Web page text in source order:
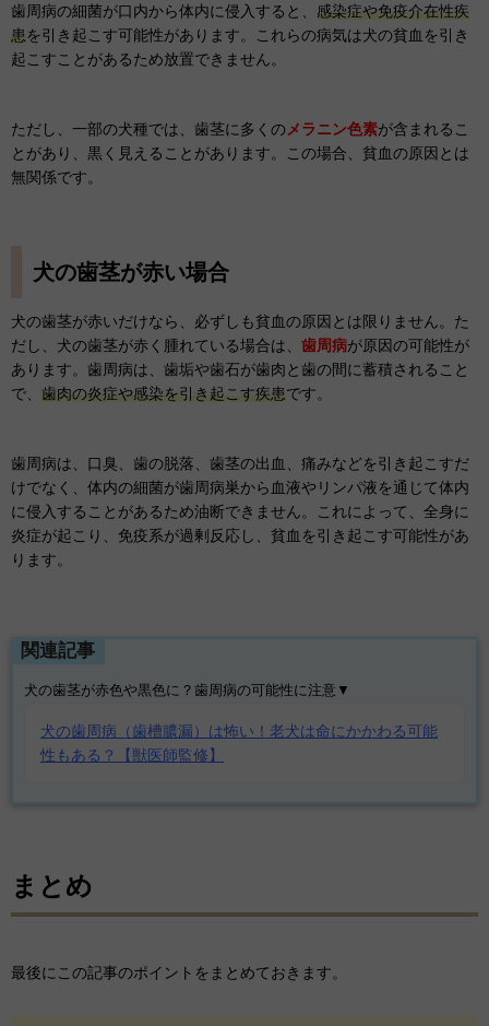
歯周病の細菌が口内から体内に侵入すると、 感染症や免疫介在性疾
患を引き起こす可能性があります。これらの病気は犬の貧血を引き
起こすことがあるため放置できません。
ただし、一部の犬種では、歯茎に多くのメラニン色素が含まれるこ
とがあり、黒く見えることがあります。この場合、貧血の原因とは
無関係です。
犬の歯茎が赤い場合
犬の歯茎が赤いだけなら、必ずしも貧血の原因とは限りません。た
だし、犬の歯茎が赤く腫れている場合は、 歯周病が原因の可能性が
あります。歯周病は、歯垢や歯石が歯肉と歯の間に蓄積されること
で、 歯肉の炎症や感染を引き起こす疾患です。
歯周病は、口臭、歯の脱落、歯茎の出血、痛みなどを引き起こすだ
けでなく、体内の細菌が歯周病巣から血液やリンパ液を通じて体内
に侵入することがあるため油断できません。これによって、全身に
炎症が起こり、免疫系が過剰反応し、貧血を引き起こす可能性があ
ります。
関連記事
犬の歯茎が赤色や黒色に？歯周病の可能性に注意▼
犬の歯周病（歯槽膿漏）は怖い！老犬は命にかかわる可能
性もある？【獣医師監修】
まとめ
最後にこの記事のポイントをまとめておきます。